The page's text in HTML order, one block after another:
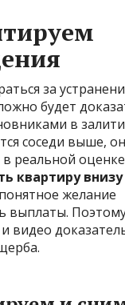
за
будет
в
соседи выше,
реальной оценке
квартиру внизу
желание
выплаты.
видео